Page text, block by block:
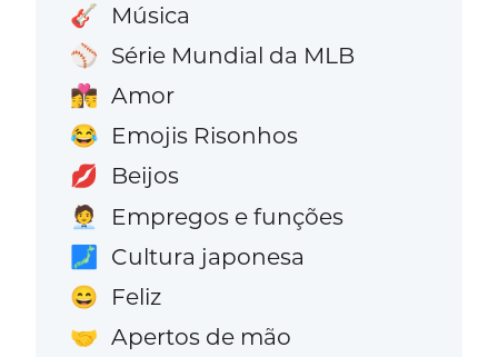
🎸 Música
⚾ Série Mundial da MLB
👩‍❤️‍💋‍👨 Amor
😂 Emojis Risonhos
💋 Beijos
🧑‍💼 Empregos e funções
🗾 Cultura japonesa
😄 Feliz
🤝 Apertos de mão